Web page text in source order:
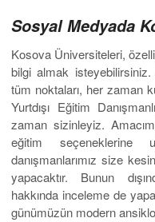
Sosyal Medyada
Kosova Üniversiteleri,
bilgi almak
tüm noktaları, her zaman
Yurtdışı Eğitim
zaman sizinleyiz.
eğitim seçeneklerine
danışmanlarımız size
yapacaktır. Bunun
hakkında inceleme de
günümüzün modern